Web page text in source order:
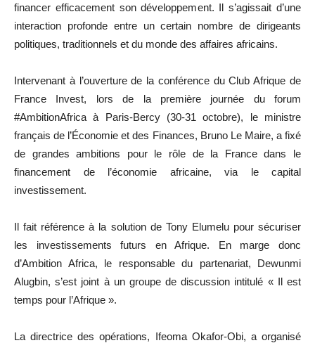
financer efficacement son développement. Il s’agissait d’une
interaction profonde entre un certain nombre de dirigeants
politiques, traditionnels et du monde des affaires africains.
Intervenant à l’ouverture de la conférence du Club Afrique de
France Invest, lors de la première journée du forum
#AmbitionAfrica à Paris-Bercy (30-31 octobre), le ministre
français de l’Économie et des Finances, Bruno Le Maire, a fixé
de grandes ambitions pour le rôle de la France dans le
financement de l’économie africaine, via le capital
investissement.
Il fait référence à la solution de Tony Elumelu pour sécuriser
les investissements futurs en Afrique. En marge donc
d’Ambition Africa, le responsable du partenariat, Dewunmi
Alugbin, s’est joint à un groupe de discussion intitulé « Il est
temps pour l’Afrique ».
La directrice des opérations, Ifeoma Okafor-Obi, a organisé